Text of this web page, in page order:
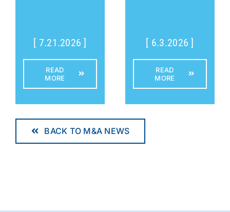
[ 7.21.2026 ]
READ
MORE
[ 6.3.2026 ]
READ
MORE
BACK TO M&A NEWS